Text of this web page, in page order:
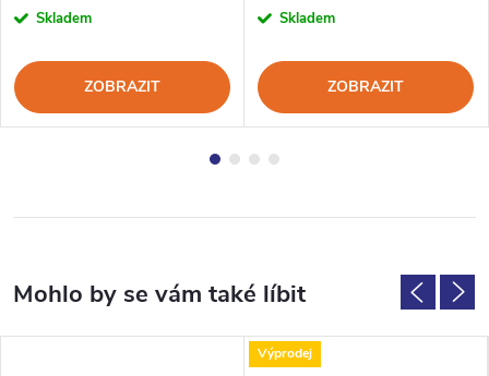
Skladem
ZOBRAZIT
Skladem
ZOBRAZIT
Výprodej